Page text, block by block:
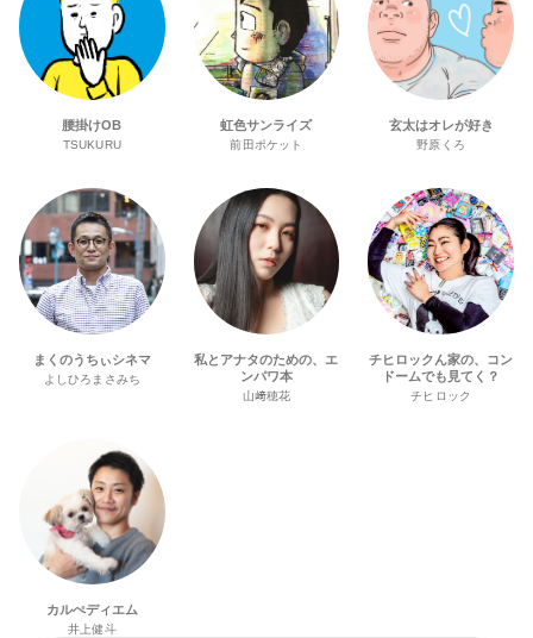
腰掛けOB
TSUKURU
虹色サンライズ
前田ポケット
玄太はオレが好き
野原くろ
まくのうちぃシネマ
よしひろまさみち
私とアナタのための、エ
ンパワ本
山﨑穂花
チヒロックん家の、コン
ドームでも見てく？
チヒロック
カルぺディエム
井上健斗